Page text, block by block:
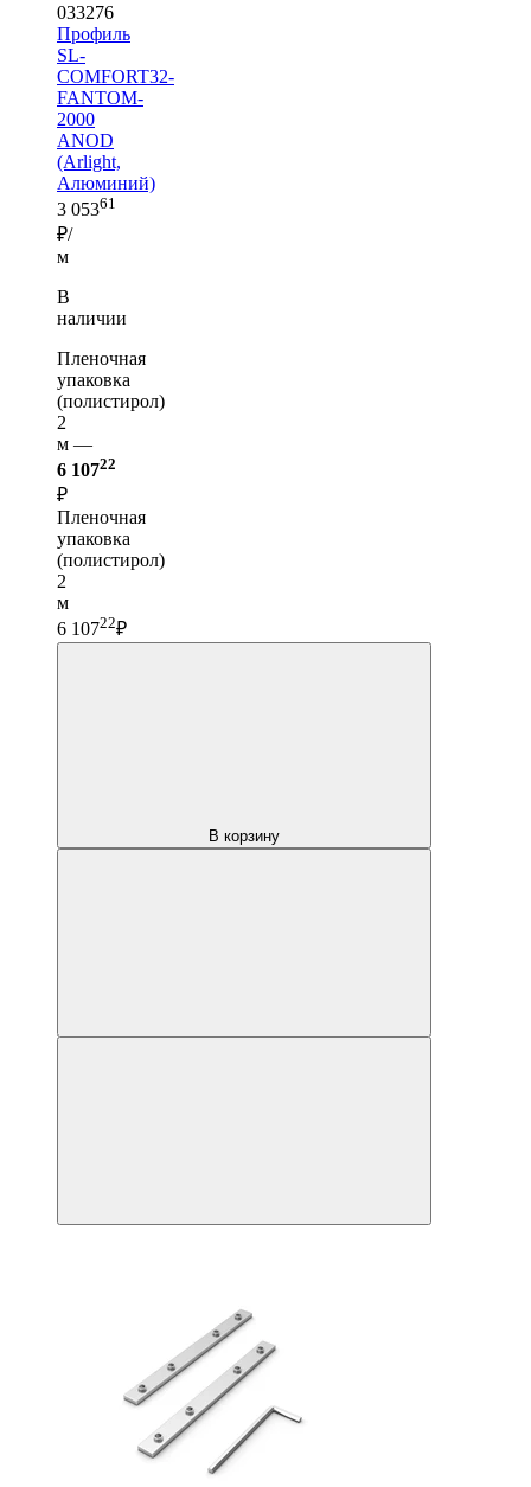
033276
Профиль
SL-
COMFORT32-
FANTOM-
2000
ANOD
(Arlight,
Алюминий)
3 05361
₽/
м
В
наличии
Пленочная
упаковка
(полистирол)
2
м —
6 10722
₽
Пленочная
упаковка
(полистирол)
2
м
6 10722₽
В корзину